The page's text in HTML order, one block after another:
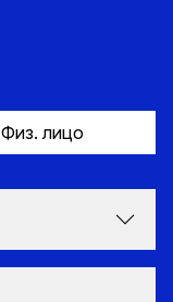
Физ. лицо